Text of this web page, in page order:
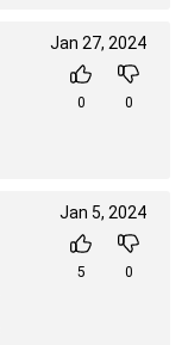
Jan 27, 2024
0 0
Jan 5, 2024
5 0